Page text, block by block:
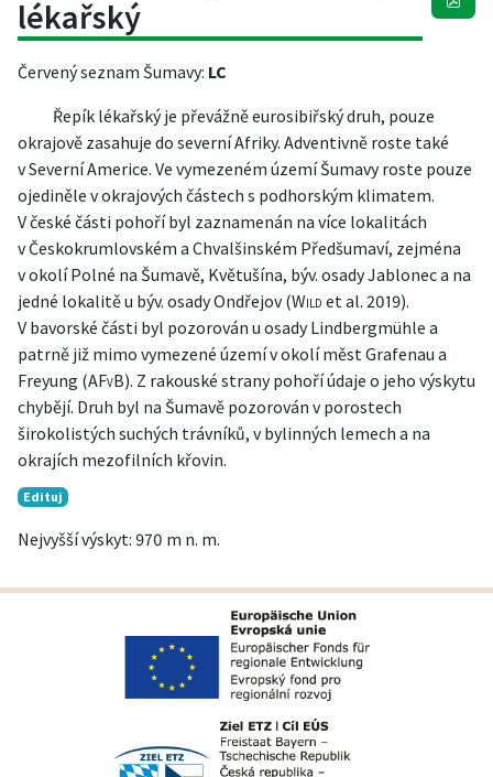
lékařský
Červený seznam Šumavy: LC
Řepík lékařský je převážně eurosibiřský druh, pouze
okrajově zasahuje do severní Afriky. Adventivně roste také
v Severní Americe. Ve vymezeném území Šumavy roste pouze
ojediněle v okrajových částech s podhorským klimatem.
V české části pohoří byl zaznamenán na více lokalitách
v Českokrumlovském a Chvalšinském Předšumaví, zejména
v okolí Polné na Šumavě, Květušína, býv. osady Jablonec a na
jedné lokalitě u býv. osady Ondřejov (Wild et al. 2019).
V bavorské části byl pozorován u osady Lindbergmühle a
patrně již mimo vymezené území v okolí měst Grafenau a
Freyung (AFvB). Z rakouské strany pohoří údaje o jeho výskytu
chybějí. Druh byl na Šumavě pozorován v porostech
širokolistých suchých trávníků, v bylinných lemech a na
okrajích mezofilních křovin.
Edituj
Nejvyšší výskyt: 970 m n. m.